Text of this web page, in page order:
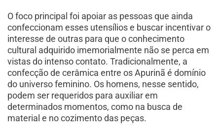
O foco principal foi apoiar as pessoas que ainda
confeccionam esses utensílios e buscar incentivar o
interesse de outras para que o conhecimento
cultural adquirido imemorialmente não se perca em
vistas do intenso contato. Tradicionalmente, a
confecção de cerâmica entre os Apurinã é domínio
do universo feminino. Os homens, nesse sentido,
podem ser requeridos para auxiliar em
determinados momentos, como na busca de
material e no cozimento das peças.